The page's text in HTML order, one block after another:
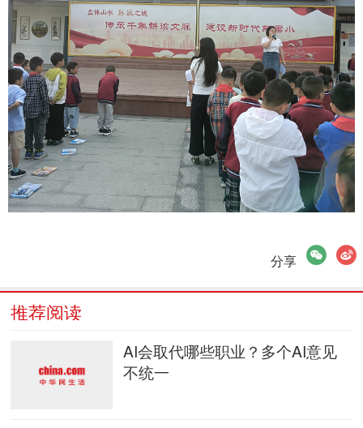
分享
微信微博
推荐阅读
AI会取代哪些职业？多个AI意见
不统一